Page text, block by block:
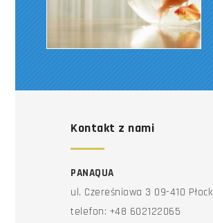
Kontakt z nami
PANAQUA
ul. Czereśniowa 3 09-410 Płock
telefon: +48 602122065